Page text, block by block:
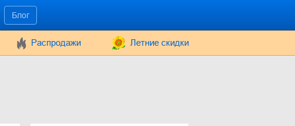
Блог
Распродажи Летние скидки